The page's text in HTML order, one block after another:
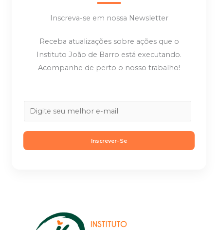
Inscreva-se em nossa Newsletter
Receba atualizações sobre ações que o
Instituto João de Barro está executando.
Acompanhe de perto o nosso trabalho!
m
a
i
Inscrever-Se